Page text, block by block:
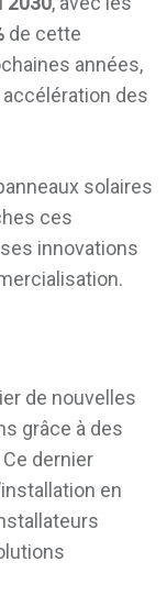
de cette
années,
des
solaires
ces
innovations
de nouvelles
grâce à des
Ce dernier
en